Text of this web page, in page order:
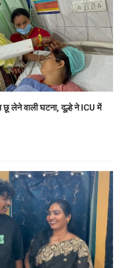
छू लेने वाली घटना, दूल्हे ने ICU में